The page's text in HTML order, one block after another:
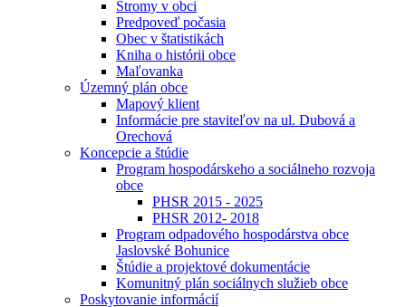
Stromy v obci
Predpoveď počasia
Obec v štatistikách
Kniha o histórii obce
Maľovanka
Územný plán obce
Mapový klient
Informácie pre staviteľov na ul. Dubová a
Orechová
Koncepcie a štúdie
Program hospodárskeho a sociálneho rozvoja
obce
PHSR 2015 - 2025
PHSR 2012- 2018
Program odpadového hospodárstva obce
Jaslovské Bohunice
Štúdie a projektové dokumentácie
Komunitný plán sociálnych služieb obce
Poskytovanie informácií